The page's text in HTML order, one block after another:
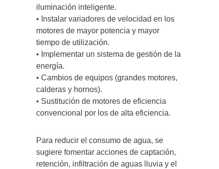
iluminación inteligente.
• Instalar variadores de velocidad en los
motores de mayor potencia y mayor
tiempo de utilización.
• Implementar un sistema de gestión de la
energía.
• Cambios de equipos (grandes motores,
calderas y hornos).
• Sustitución de motores de eficiencia
convencional por los de alta eficiencia.
Para reducir el consumo de agua, se
sugiere fomentar acciones de captación,
retención, infiltración de aguas lluvia y el